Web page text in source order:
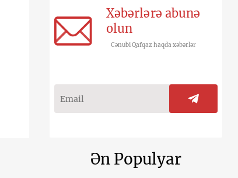
Xəbərlərə abunə
olun
Cənubi Qafqaz haqda xəbərlər
Ən Populyar